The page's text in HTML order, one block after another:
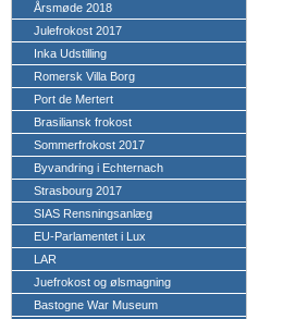
Årsmøde 2018
Julefrokost 2017
Inka Udstilling
Romersk Villa Borg
Port de Mertert
Brasiliansk frokost
Sommerfrokost 2017
Byvandring i Echternach
Strasbourg 2017
SIAS Rensningsanlæg
EU-Parlamentet i Lux
LAR
Juefrokost og ølsmagning
Bastogne War Museum